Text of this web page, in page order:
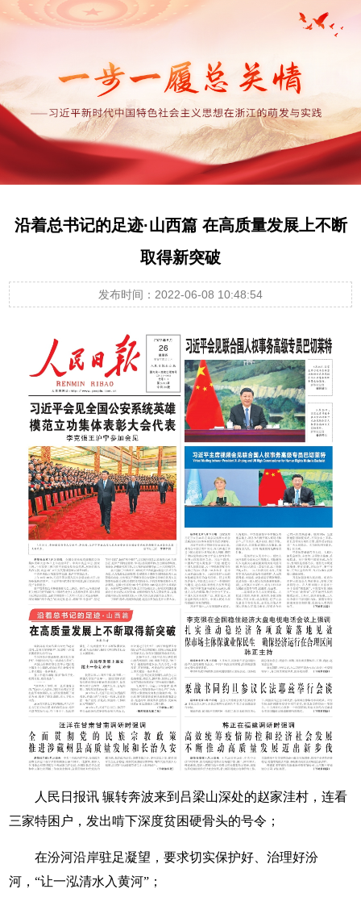
沿着总书记的足迹·山西篇 在高质量发展上不断
取得新突破
发布时间：2022-06-08 10:48:54
人民日报讯 辗转奔波来到吕梁山深处的赵家洼村，连看
三家特困户，发出啃下深度贫困硬骨头的号令；
在汾河沿岸驻足凝望，要求切实保护好、治理好汾
河，“让一泓清水入黄河”；